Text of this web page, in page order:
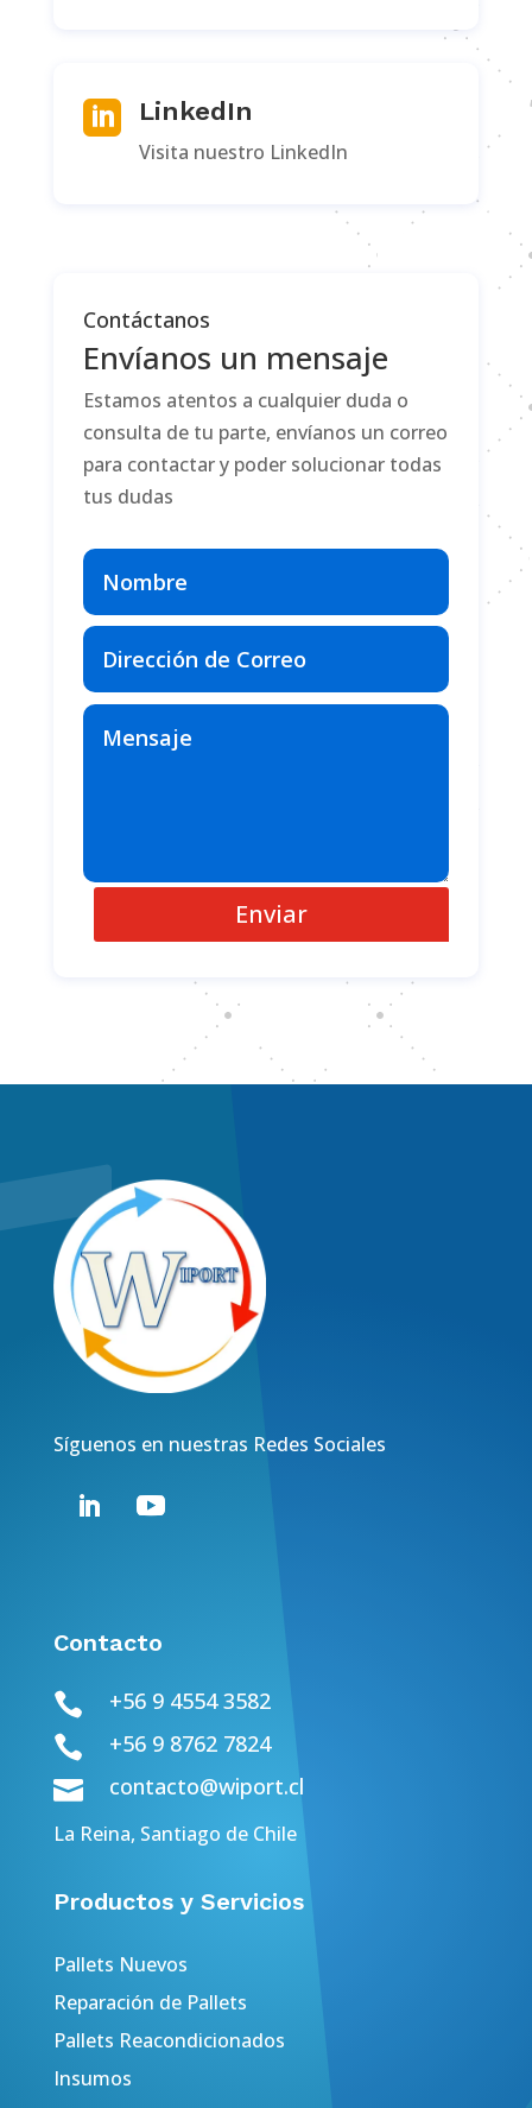
 LinkedIn
Visita nuestro LinkedIn
Contáctanos
Envíanos un mensaje
Estamos atentos a cualquier duda o
consulta de tu parte, envíanos un correo
para contactar y poder solucionar todas
tus dudas
Enviar
Síguenos en nuestras Redes Sociales
Contacto
 +56 9 4554 3582
 +56 9 8762 7824
 contacto@wiport.cl
La Reina, Santiago de Chile
Productos y Servicios
Pallets Nuevos
Reparación de Pallets
Pallets Reacondicionados
Insumos